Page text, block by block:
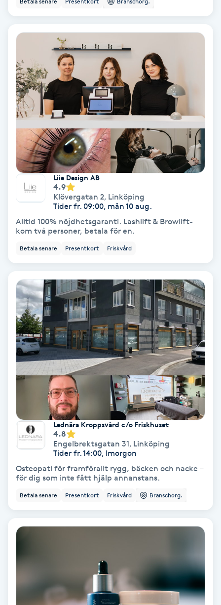
Balayage
Bambumassage
Barber
Barnklippning
Brynfärgning
Brynplockning
Bröllopsuppsättning
Coachning
Color correction
Cryoterapi
Liie Design AB
4.9
Klövergatan 2, Linköping
Tider fr. 09:00, mån 10 aug.
Alltid 100% nöjdhetsgaranti. Lashlift & Browlift-
kom två personer, betala för en.
Betala senare Presentkort Friskvård
Lednära Kroppsvård c/o Friskhuset
4.8
Engelbrektsgatan 31, Linköping
Tider fr. 14:00, Imorgon
Osteopati för framförallt rygg, bäcken och nacke –
för dig som inte fått hjälp annanstans.
Betala senare Presentkort Friskvård Branschorg.